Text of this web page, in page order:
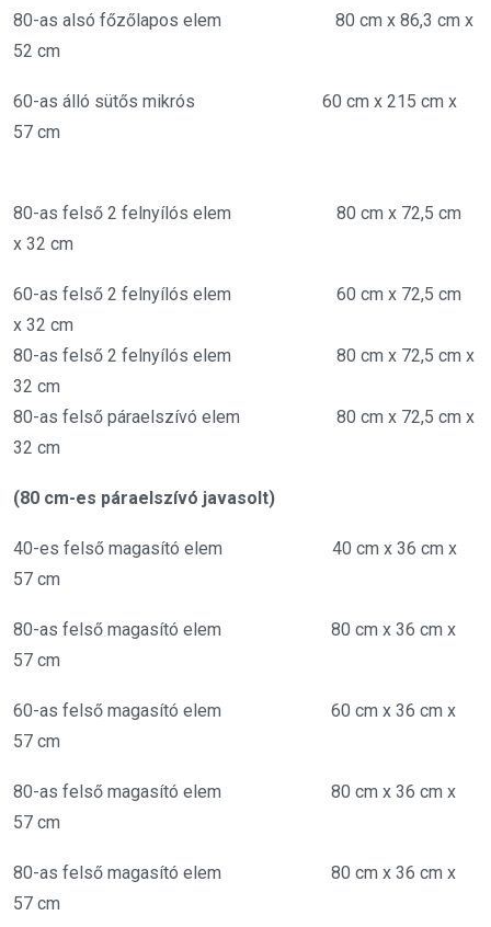
80-as alsó főzőlapos elem 80 cm x 86,3 cm x
52 cm
60-as álló sütős mikrós 60 cm x 215 cm x
57 cm
80-as felső 2 felnyílós elem 80 cm x 72,5 cm
x 32 cm
60-as felső 2 felnyílós elem 60 cm x 72,5 cm
x 32 cm
80-as felső 2 felnyílós elem 80 cm x 72,5 cm x
32 cm
80-as felső páraelszívó elem 80 cm x 72,5 cm x
32 cm
(80 cm-es páraelszívó javasolt)
40-es felső magasító elem 40 cm x 36 cm x
57 cm
80-as felső magasító elem 80 cm x 36 cm x
57 cm
60-as felső magasító elem 60 cm x 36 cm x
57 cm
80-as felső magasító elem 80 cm x 36 cm x
57 cm
80-as felső magasító elem 80 cm x 36 cm x
57 cm